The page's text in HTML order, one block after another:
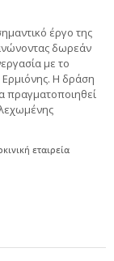
έργο της
δωρεάν
με το
Ερμιόνης. Η δράση
πραγματοποιηθεί
εταιρεία